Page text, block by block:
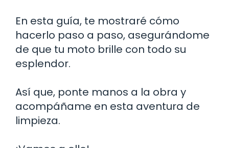
En esta guía, te mostraré cómo
hacerlo paso a paso, asegurándome
de que tu moto brille con todo su
esplendor.
Así que, ponte manos a la obra y
acompáñame en esta aventura de
limpieza.